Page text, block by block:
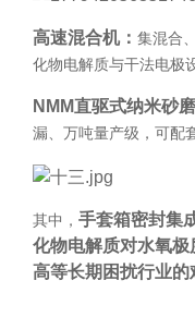
高速混合机： 集混合
化物电解质与干法电极
NMM直驱式纳米砂
漏、万吨量产级，可配
其中， 手套箱密封集
化物电解质对水氧
高等长期困扰行业的